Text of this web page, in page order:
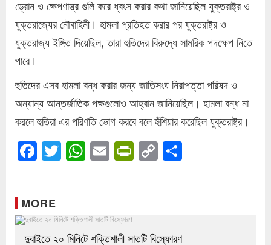
ড্রোন ও ক্ষেপণাস্ত্র গুলি করে ধ্বংস করার কথা জানিয়েছিল যুক্তরাষ্ট্র ও
যুক্তরাজ্যের নৌবাহিনী। হামলা প্রতিহত করার পর যুক্তরাষ্ট্র ও
যুক্তরাজ্য ইঙ্গিত দিয়েছিল, তারা হুতিদের বিরুদ্ধে সামরিক পদক্ষেপ নিতে
পারে।
হুতিদের এসব হামলা বন্ধ করার জন্য জাতিসংঘ নিরাপত্তা পরিষদ ও
অন্যান্য আন্তর্জাতিক পক্ষগুলোও আহ্বান জানিয়েছিল। হামলা বন্ধ না
করলে হুতিরা এর পরিণতি ভোগ করবে বলে হুঁশিয়ার করেছিল যুক্তরাষ্ট্র।
Facebook
Twitter
WhatsApp
EmailPrintFriendly
Copy
Link
MORE
দুবাইতে ২০ মিনিটে শক্তিশালী সাতটি বিস্ফোরণ